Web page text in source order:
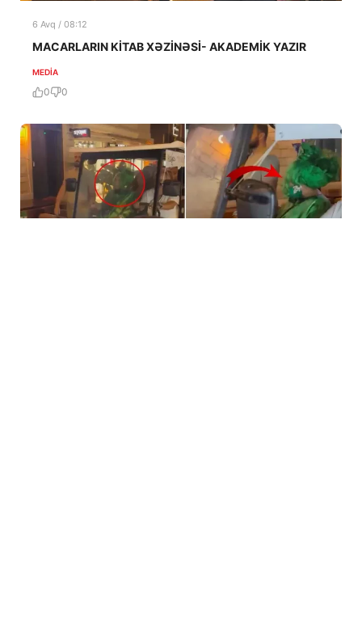
6 Avq / 08:12
MACARLARIN KİTAB XƏZİNƏSİ- AKADEMİK YAZIR
MEDİA
0 0